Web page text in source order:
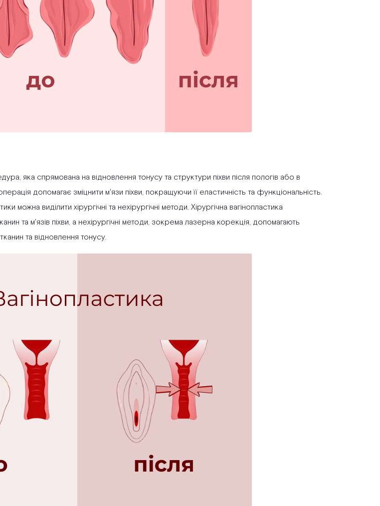
яка спрямована на відновлення тонусу та структури піхви після пологів або в
допомагає зміцнити м'язи піхви, покращуючи її еластичність та функціональність.
можна виділити хірургічні та нехірургічні методи. Хірургічна вагінопластика
та м'язів піхви, а нехірургічні методи, зокрема лазерна корекція, допомагають
та відновлення тонусу.